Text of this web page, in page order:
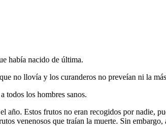
había nacido de última.
no llovía y los curanderos no preveían ni la
todos los hombres sanos.
Estos frutos no eran recogidos por nadie,
venenosos que traían la muerte. Sin